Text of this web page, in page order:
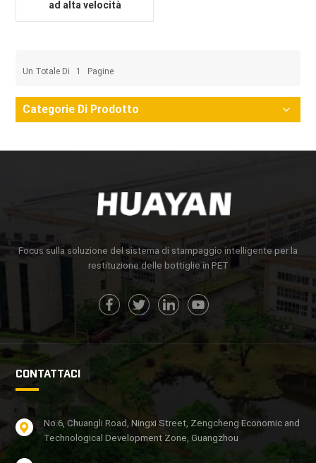
ad alta velocità
Un Totale Di 1 Pagine
Categorie Di Prodotto
Focus sulla soluzione del sistema di stampaggio intelligente per la
restituzione delle bottiglie in PET
CONTATTACI
No.6, Chuangli Road, Ningxi Street, Zengcheng Economic and
Technological Development Zone, Guangzhou